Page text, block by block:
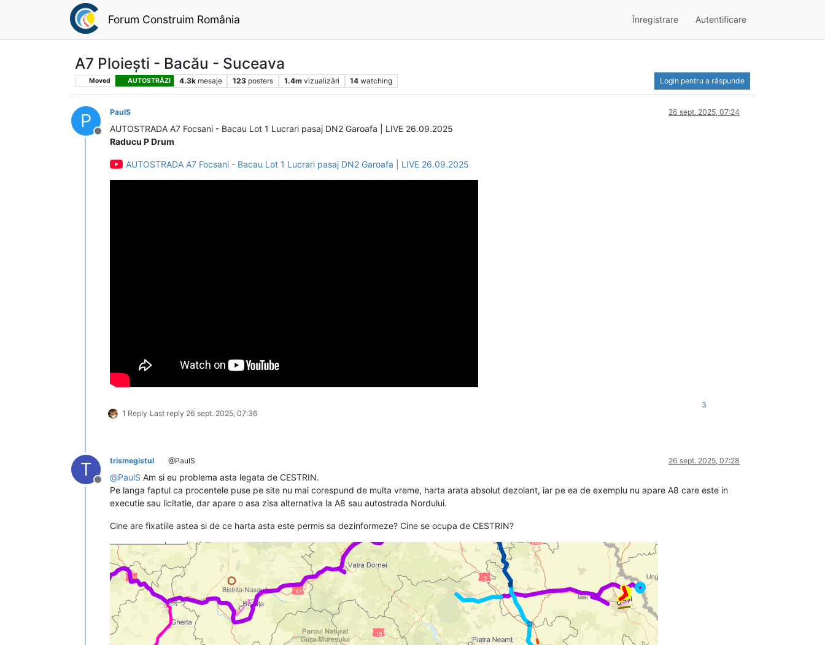
Forum Construim România Înregistrare Autentificare
A7 Ploiești - Bacău - Suceava
Moved AUTOSTRĂZI 4.3k mesaje 123 posters 1.4m vizualizări 14 watching Login pentru a răspunde
P
Deconectat
PaulS 26 sept. 2025, 07:24
AUTOSTRADA A7 Focsani - Bacau Lot 1 Lucrari pasaj DN2 Garoafa | LIVE 26.09.2025
Raducu P Drum
AUTOSTRADA A7 Focsani - Bacau Lot 1 Lucrari pasaj DN2 Garoafa | LIVE 26.09.2025
1 Reply Last reply 26 sept. 2025, 07:36
3
T
Deconectat
trismegistul @PaulS 26 sept. 2025, 07:28
@PaulS Am si eu problema asta legata de CESTRIN.
Pe langa faptul ca procentele puse pe site nu mai corespund de multa vreme, harta arata absolut dezolant, iar pe ea de exemplu nu apare A8 care este in
executie sau licitatie, dar apare o asa zisa alternativa la A8 sau autostrada Nordului.
Cine are fixatiile astea si de ce harta asta este permis sa dezinformeze? Cine se ocupa de CESTRIN?